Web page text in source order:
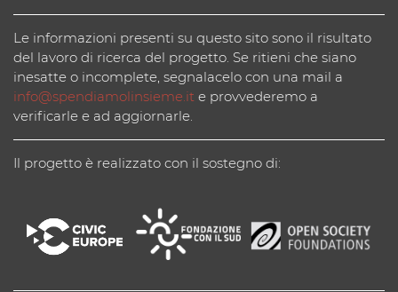
Le informazioni presenti su questo sito sono il risultato
del lavoro di ricerca del progetto. Se ritieni che siano
inesatte o incomplete, segnalacelo con una mail a
info@spendiamolinsieme.it e provvederemo a
verificarle e ad aggiornarle.
Il progetto è realizzato con il sostegno di: